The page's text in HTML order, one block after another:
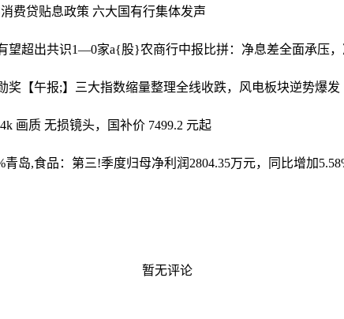
费贷贴息政策 六大国有行集体发声
望超出共识1—0家a{股}农商行中报比拼：净息差全面承压
奖 【午报;】三大指数缩量整理全线收跌，风电板块逆势爆发
画质 无损镜头，国补价 7499.2 元起
青岛,食品：第三!季度归母净利润2804.35万元，同比增加
暂无评论